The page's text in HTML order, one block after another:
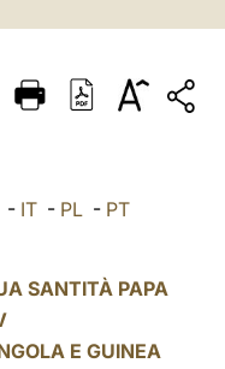
ITALIANO
POLSKI
- IT - PL - PT
SANTITÀ PAPA
E GUINEA